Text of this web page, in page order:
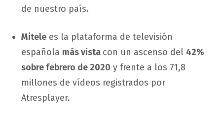
de nuestro país.
Mitele es la plataforma de televisión
española más vista con un ascenso del 42%
sobre febrero de 2020 y frente a los 71,8
millones de vídeos registrados por
Atresplayer.